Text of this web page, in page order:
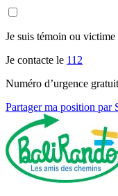
Je suis témoin ou victime
Je contacte le 112
Numéro d’urgence
Partager ma position par